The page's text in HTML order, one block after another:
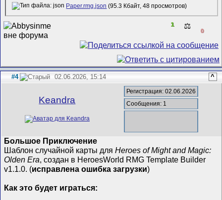
Paper.rmg.json (95.3 Кбайт, 48 просмотров)
1 ⚖️
0
#4 02.06.2026, 15:14 ^
Keandra
Регистрация: 02.06.2026
Сообщения: 1
Большое Приключение
Шаблон случайной карты дляHeroes of Might and Magic:
Olden Era, создан в HeroesWorld RMG Template Builder
v1.1.0. (исправлена ошибка загрузки)
Как это будет играться: